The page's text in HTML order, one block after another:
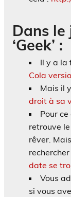
Dans
‘Geek’ :
Il y a la
Cola
Mais il
droit à sa
Pour
retrouve
rêver.
date se
Vous
si vous